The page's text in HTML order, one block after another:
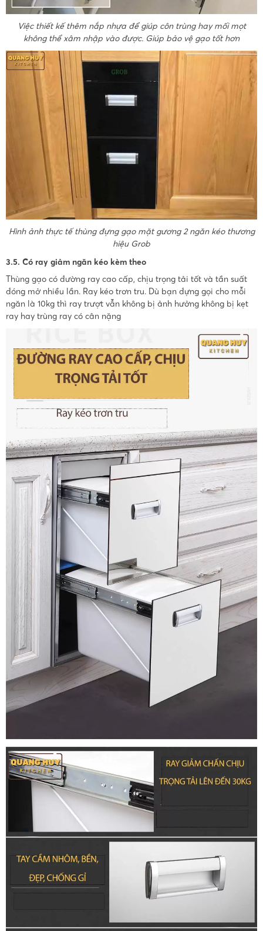
Việc thiết kế thêm nắp nhựa để giúp côn trùng hay mối mọt
không thể xâm nhập vào được. Giúp bảo vệ gạo tốt hơn
Hình ảnh thực tế thùng đựng gạo mặt gương 2 ngăn kéo thương
hiệu Grob
3.5. Có ray giảm ngăn kéo kèm theo
Thùng gạo có đường ray cao cấp, chịu trọng tải tốt và tần suất
đóng mở nhiều lần. Ray kéo trơn tru. Dù bạn đựng gọi cho mỗi
ngăn là 10kg thì ray trượt vẫn không bị ảnh hưởng không bị kẹt
ray hay trùng ray có cân nặng